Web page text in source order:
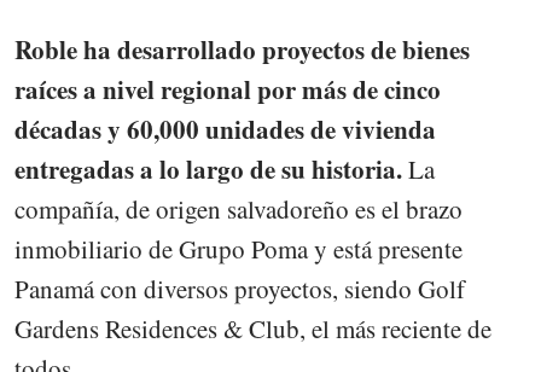
Roble ha desarrollado proyectos de bienes
raíces a nivel regional por más de cinco
décadas y 60,000 unidades de vivienda
entregadas a lo largo de su historia.La
compañía, de origen salvadoreño es el brazo
inmobiliario de Grupo Poma y está presente
Panamá con diversos proyectos, siendo Golf
Gardens Residences & Club, el más reciente de